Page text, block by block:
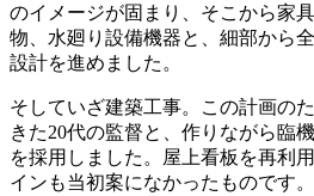
のイメージが固まり、そこから家
物、水廻り設備機器と、細部から
設計を進めました。
そしていざ建築工事。この計画の
きた20代の監督と、作りながら臨
を採用しました。屋上看板を再利
インも当初案になかったものです